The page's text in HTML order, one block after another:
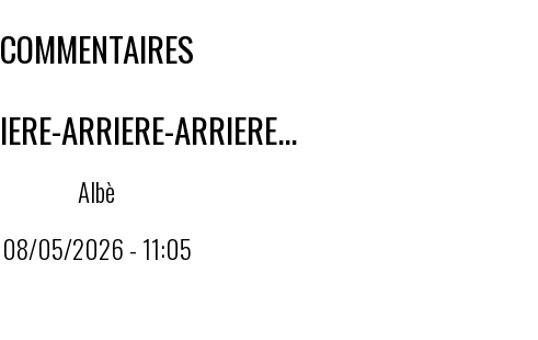
COMMENTAIRES
ARRIERE-ARRIERE...
Albè
08/05/2026 - 11:05